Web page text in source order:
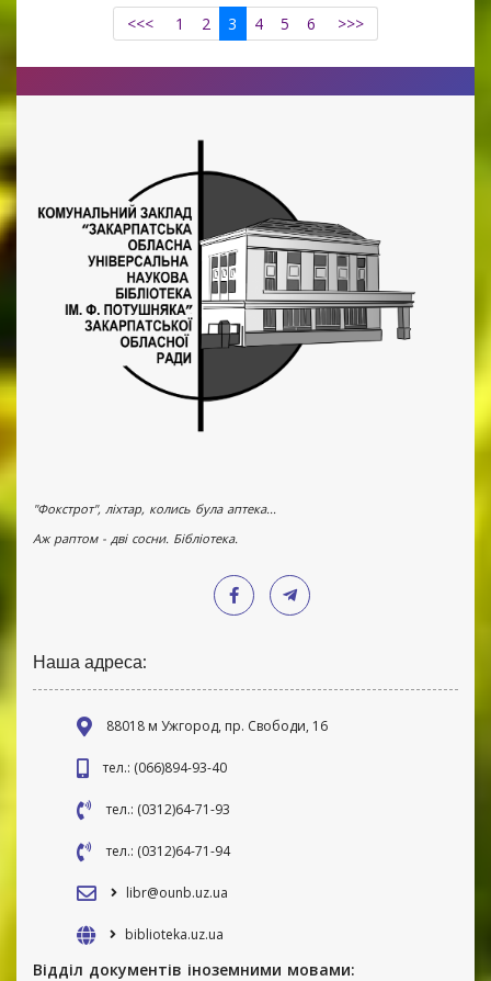
<<< 1 2 3 4 5 6 >>>
"Фокстрот", ліхтар, колись була аптека...
Аж раптом - дві сосни. Бібліотека.
Наша адреса:
88018 м Ужгород, пр. Свободи, 16
тел.: (066)894-93-40
тел.: (0312)64-71-93
тел.: (0312)64-71-94
libr@ounb.uz.ua
biblioteka.uz.ua
Відділ документів іноземними мовами: